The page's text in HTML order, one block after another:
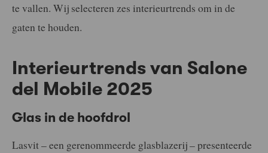
te vallen. Wij selecteren zes interieurtrends om in de
gaten te houden.
Interieurtrends van Salone
del Mobile 2025
Glas in de hoofdrol
Lasvit – een gerenommeerde glasblazerij – presenteerde